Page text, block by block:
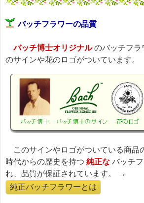
バッチフラワーの品質
バッチ博士オリジナルのバッチフラ
のサインや花のロゴがついています。
このサインやロゴがついている商品
時代からの歴史を持つ 純正な バッチ
れ、品質が保証されています。 →
純正バッチフラワーとは